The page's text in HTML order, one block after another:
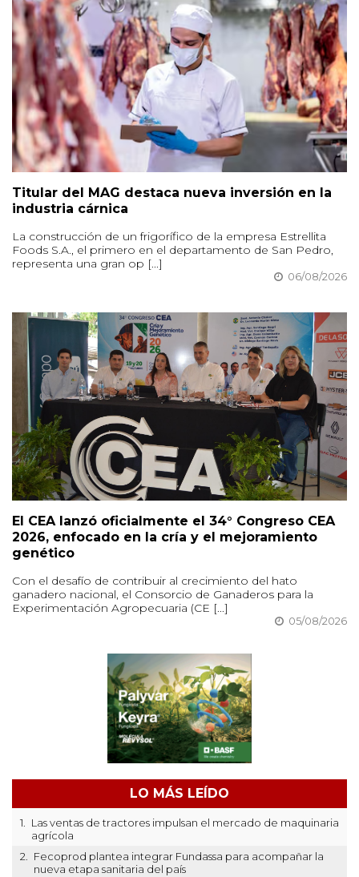
Titular del MAG destaca nueva inversión en la
industria cárnica
La construcción de un frigorífico de la empresa Estrellita
Foods S.A., el primero en el departamento de San Pedro,
representa una gran op [...]
06/08/2026
El CEA lanzó oficialmente el 34° Congreso CEA
2026, enfocado en la cría y el mejoramiento
genético
Con el desafío de contribuir al crecimiento del hato
ganadero nacional, el Consorcio de Ganaderos para la
Experimentación Agropecuaria (CE [...]
05/08/2026
LO MÁS LEÍDO
1. Las ventas de tractores impulsan el mercado de maquinaria
agrícola
2. Fecoprod plantea integrar Fundassa para acompañar la
nueva etapa sanitaria del país